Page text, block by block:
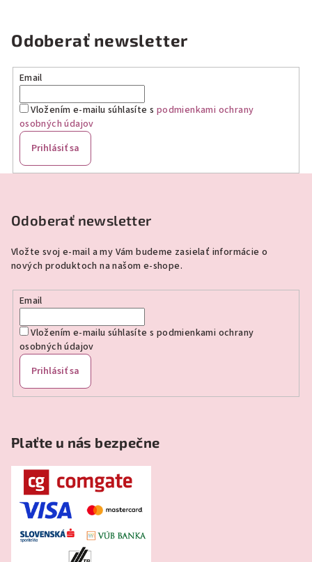
Odoberať newsletter
Email
Vložením e-mailu súhlasíte s podmienkami ochrany
osobných údajov
Prihlásiť sa
Odoberať newsletter
Vložte svoj e-mail a my Vám budeme zasielať informácie o
nových produktoch na našom e-shope.
Email
Vložením e-mailu súhlasíte s podmienkami ochrany
osobných údajov
Prihlásiť sa
Plaťte u nás bezpečne